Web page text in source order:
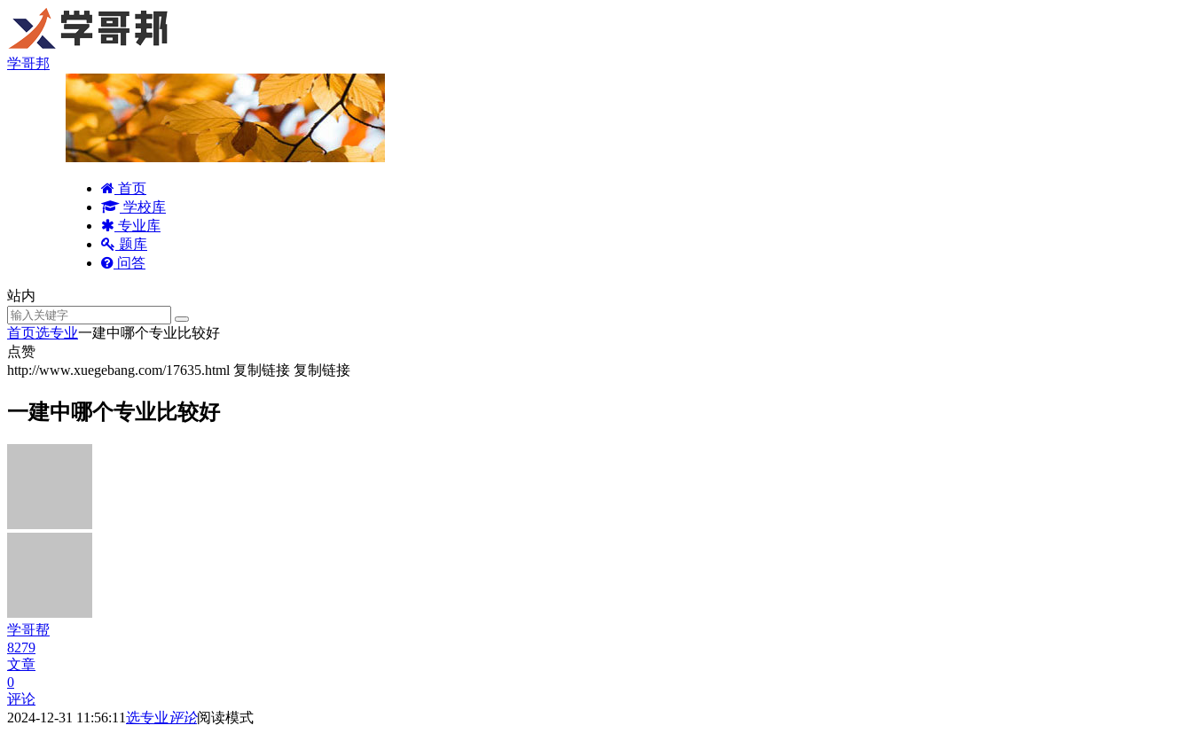
学哥邦
首页
学校库
专业库
题库
问答
站内
首页选专业一建中哪个专业比较好
点赞
http://www.xuegebang.com/17635.html 复制链接 复制链接
一建中哪个专业比较好
学哥帮
8279
文章
0
评论
2024-12-31 11:56:11选专业评论阅读模式